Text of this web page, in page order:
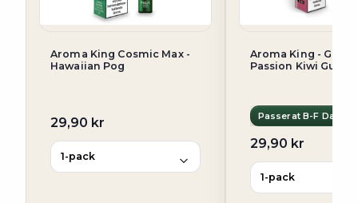
Aroma King Cosmic Max -
Hawaiian Pog
29,90 kr
Aroma King - Gem
Passion Kiwi Guava
Passerat B-F Datum
29,90 kr